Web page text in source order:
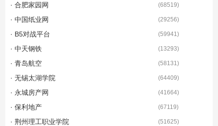
· 合肥家园网 (68519)
· 中国纸业网 (29256)
· B5对战平台 (59941)
· 中天钢铁 (13293)
· 青岛航空 (58131)
· 无锡太湖学院 (64409)
· 永城房产网 (41664)
· 保利地产 (67119)
· 荆州理工职业学院 (51625)